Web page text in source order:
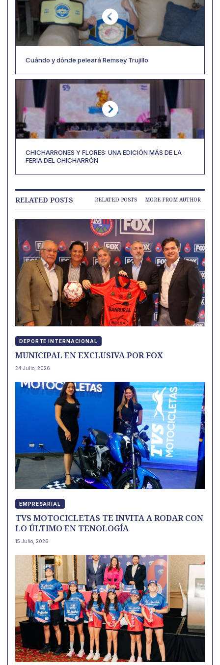
Cuándo y dónde peleará Remsey Trujillo
CHICHARRONES Y FLORES: UNA EDICIÓN MÁS DE LA
FERIA DEL CHICHARRÓN
RELATED POSTS RELATED POSTS MORE FROM AUTHOR
DEPORTE INTERNACIONAL
MUNICIPAL EN EXCLUSIVA POR FOX
24 Julio, 2026
EMPRESARIAL
TVS MOTOCICLETAS TE INVITA A RODAR CON
LO ÚLTIMO EN TENOLOGÍA
15 Julio, 2026